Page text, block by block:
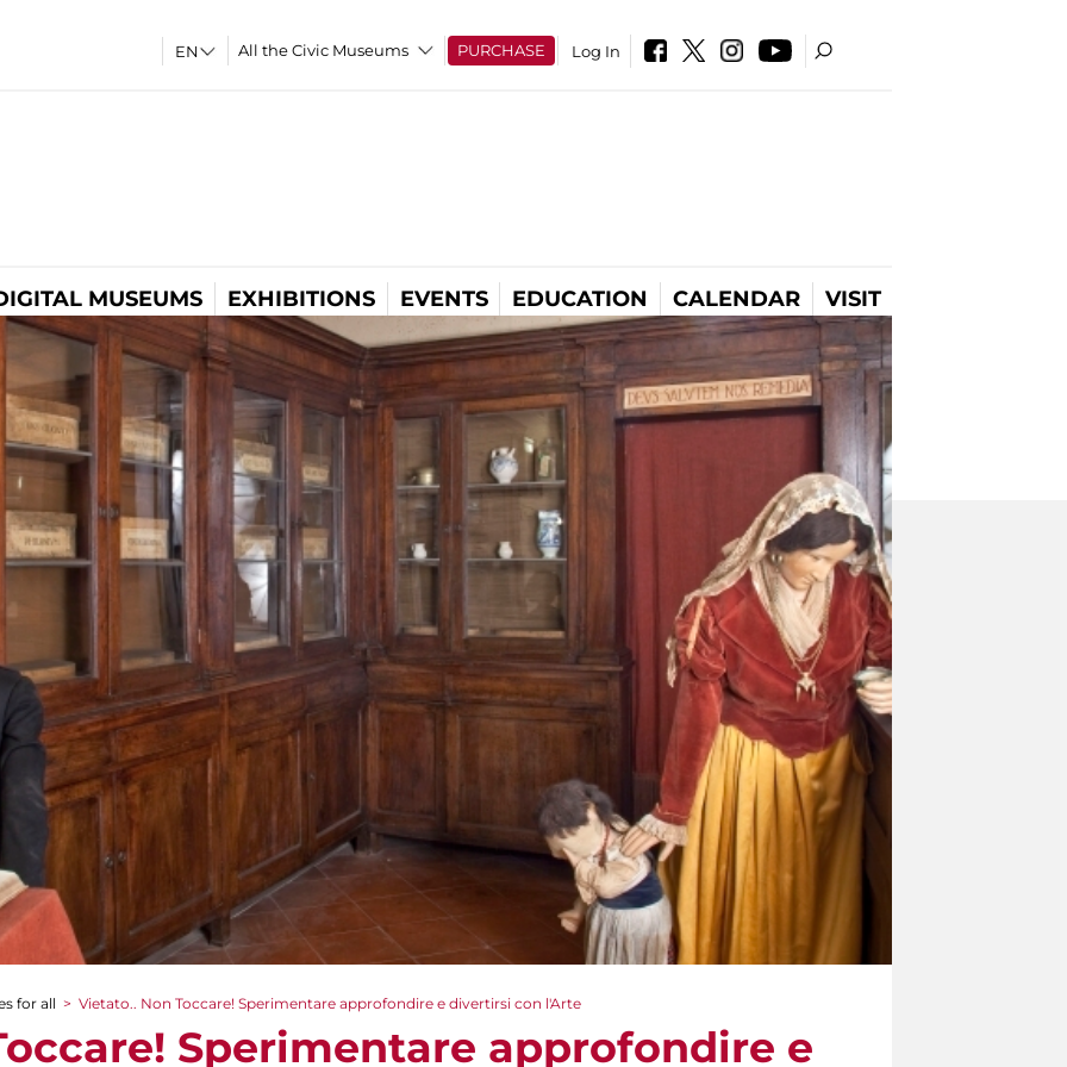
All the Civic Museums PURCHASE Log In
MUSEUMS EXHIBITIONS EVENTS EDUCATION CALENDAR VISIT
for all > Vietato.. Non Toccare! Sperimentare approfondire e divertirsi con l'Arte
Sperimentare approfondire e